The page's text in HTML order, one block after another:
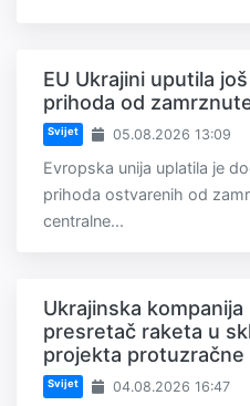
EU Ukrajini uputila
prihoda od
Svijet 05.08.2026 13:09
Evropska unija uplatila je
prihoda ostvarenih od
centralne...
Ukrajinska
presretač raketa u
projekta protuzračne
Svijet 04.08.2026 16:47